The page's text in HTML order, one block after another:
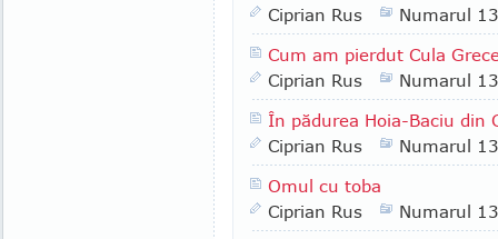
Ciprian Rus
Numarul
Cum am pierdut Cula
Ciprian Rus
Numarul
În pădurea Hoia-Baciu din
Ciprian Rus
Numarul
Omul cu toba
Ciprian Rus
Numarul